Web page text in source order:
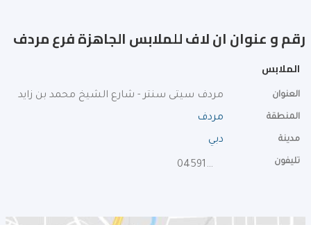
رقم و عنوان ان لاف للملابس الجاهزة فرع مردف
الملابس
العنوان مردف سيتى سنتر - شارع الشيخ محمد بن زايد
المنطقة مردف
مدينة دبي
تليفون 045910070